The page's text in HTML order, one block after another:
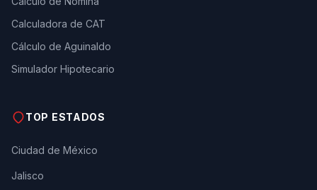
Calculadora de CAT
Cálculo de Aguinaldo
Simulador Hipotecario
TOP ESTADOS
Ciudad de México
Jalisco